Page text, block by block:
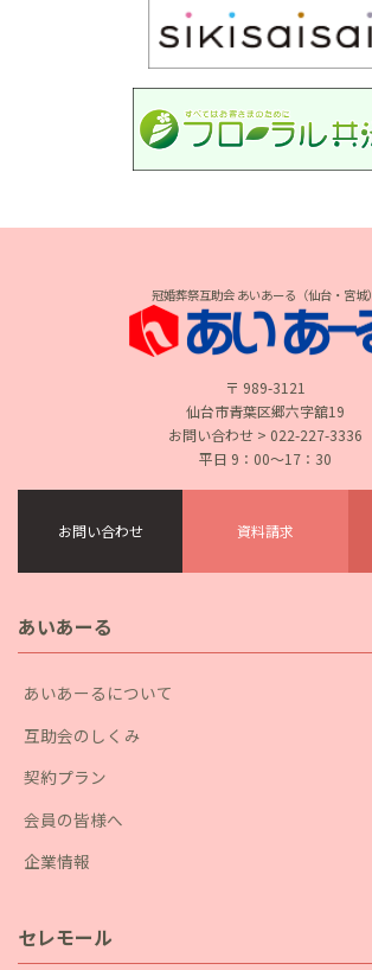
冠婚葬祭互助会 あいあーる（仙台・宮城）
〒 989-3121
仙台市青葉区郷六字舘19
お問い合わせ > 022-227-3336
平日 9：00〜17：30
お問い合わせ 資料請求
あいあーる
あいあーるについて
互助会のしくみ
契約プラン
会員の皆様へ
企業情報
セレモール